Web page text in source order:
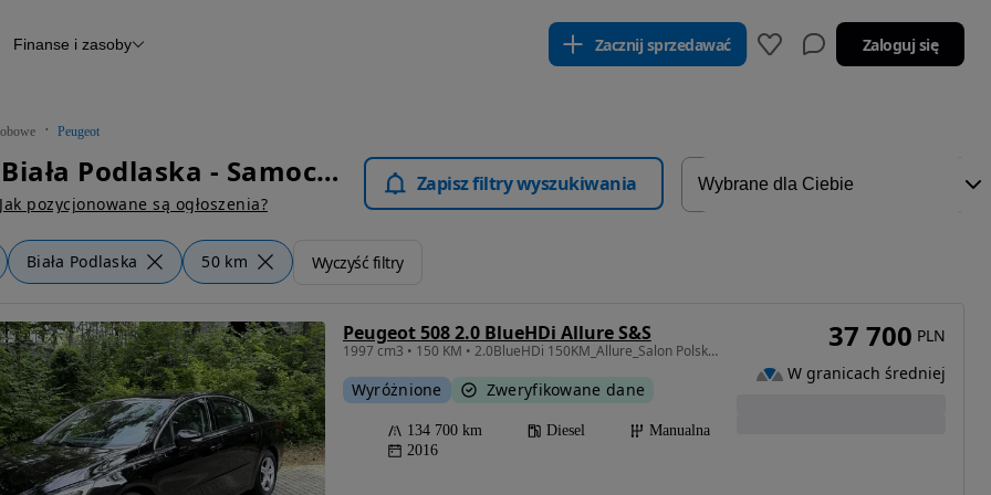
Raport z inspekcji
Otomoto News
Finanse i zasoby Zacznij sprzedawać Zaloguj się
Peugeot
Peugeot Biała Podlaska - Samochody Osobowe
Jak pozycjonowane są ogłoszenia?
Zapisz filtry wyszukiwania
Biała Podlaska 50 km Wyczyść filtry
Peugeot 508 2.0 BlueHDi Allure S&S
1997 cm3 • 150 KM • 2.0BlueHDi 150KM_Allure_Salon Polski_134.000km_Serwis ASO_FAKTURA VAT
Wyróżnione Zweryfikowane dane
134 700 km Diesel
Manualna
2016
37 700 PLN
W granicach średniej